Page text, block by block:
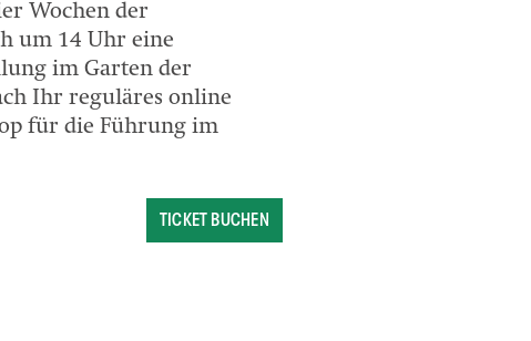
Wochen der
um 14 Uhr eine
im Garten der
Ihr reguläres online
für die Führung im
TICKET BUCHEN